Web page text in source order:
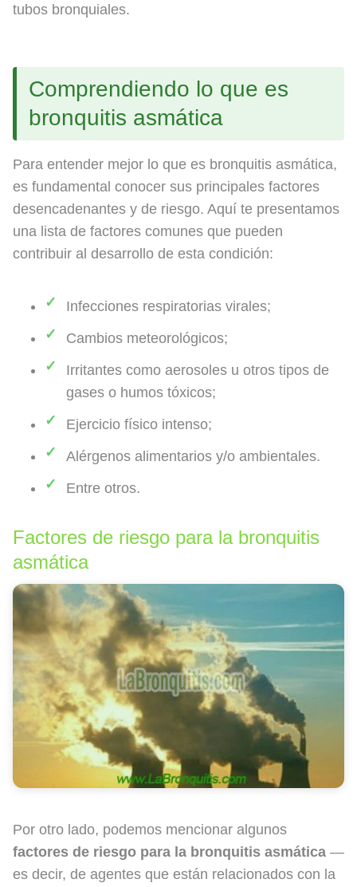
tubos bronquiales.
Comprendiendo lo que es
bronquitis asmática
Para entender mejor lo que es bronquitis asmática,
es fundamental conocer sus principales factores
desencadenantes y de riesgo. Aquí te presentamos
una lista de factores comunes que pueden
contribuir al desarrollo de esta condición:
Infecciones respiratorias virales;
Cambios meteorológicos;
Irritantes como aerosoles u otros tipos de
gases o humos tóxicos;
Ejercicio físico intenso;
Alérgenos alimentarios y/o ambientales.
Entre otros.
Factores de riesgo para la bronquitis
asmática
Por otro lado, podemos mencionar algunos
factores de riesgo para la bronquitis asmática —
es decir, de agentes que están relacionados con la